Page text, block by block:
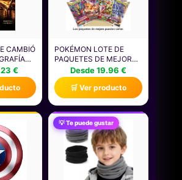
CAMBIÓ
JAVIER
€
POKÉMON LOTE DE
PAQUETES DE MEJORA
DE JCC POKÉMON (4
PAQUETES DE MEJORA,
40 CARTAS EN TOTAL)
(PUEDE CONTENER
PAQUETES DE MEJORA
DUPLICADOS) ESTE ES
UN PRODUCTO EN
ESPAÑOL.
Desde 19.96 €
🛒 Ver producto
💡 Te puede gustar